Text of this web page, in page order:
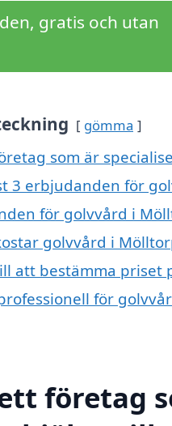
gratis och utan
gömma
som är
3 erbjudanden för
för golvvård i
golvvård i
att bestämma priset
för
företag